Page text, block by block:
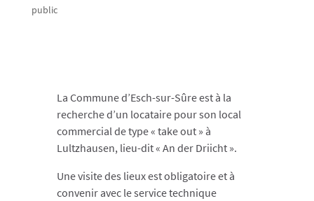
public
La Commune d’Esch-sur-Sûre est à la
recherche d’un locataire pour son local
commercial de type « take out » à
Lultzhausen, lieu-dit « An der Driicht ».
Une visite des lieux est obligatoire et à
convenir avec le service technique